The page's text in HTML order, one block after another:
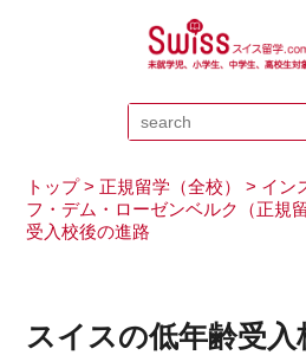
トップ> 正規留学（全校） > イン
フ・デム・ローゼンベルク（正規留
受入校後の進路
スイスの低年齢受入